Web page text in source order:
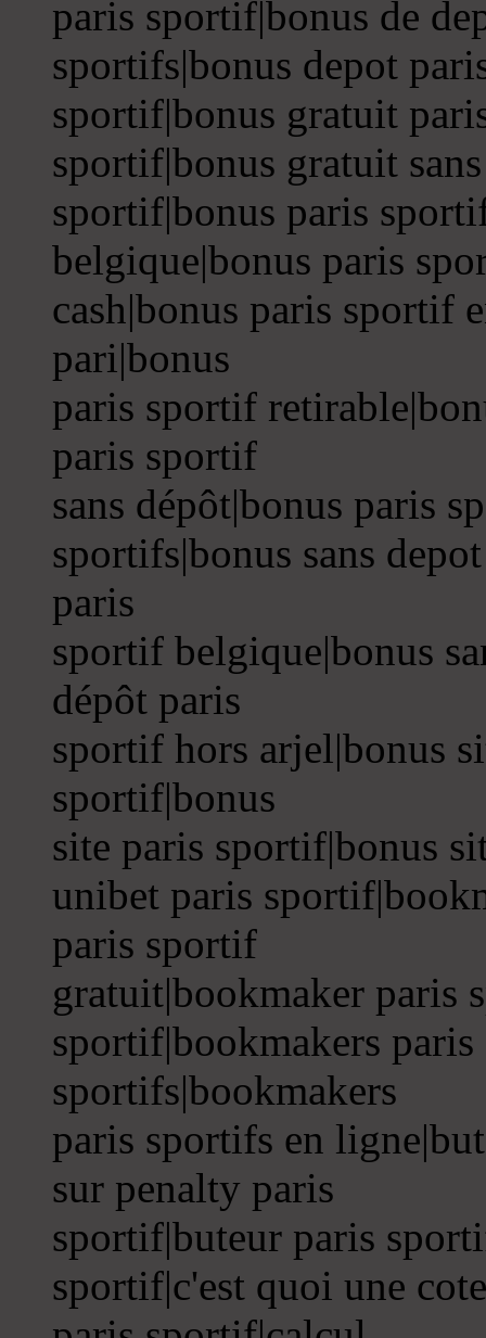
paris sportif|bonus de
sportifs|bonus depot
sportif|bonus gratuit
sportif|bonus gratuit
sportif|bonus paris
belgique|bonus paris
cash|bonus paris sportif
pari|bonus
paris sportif
paris sportif
sans dépôt|bonus paris
sportifs|bonus sans
paris
sportif belgique|bonus
dépôt paris
sportif hors arjel|bonus
sportif|bonus
site paris sportif|bonus
unibet paris
paris sportif
gratuit|bookmaker paris
sportif|bookmakers
sportifs|bookmakers
paris sportifs en
sur penalty paris
sportif|buteur paris
sportif|c'est quoi une